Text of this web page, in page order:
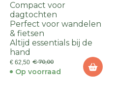
Compact voor
dagtochten
Perfect voor wandelen
& fietsen
Altijd essentials bij de
hand
€ 62,50 € 70,00
Op voorraad